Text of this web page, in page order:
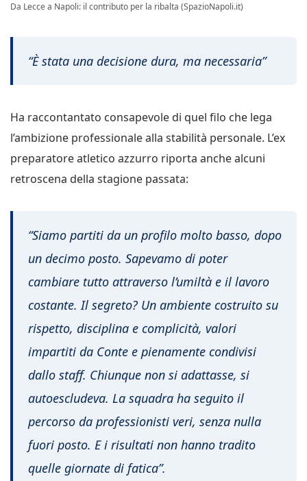
Da Lecce a Napoli: il contributo per la ribalta (SpazioNapoli.it)
“È stata una decisione dura, ma necessaria”
Ha raccontantato consapevole di quel filo che lega
l’ambizione professionale alla stabilità personale. L’ex
preparatore atletico azzurro riporta anche alcuni
retroscena della stagione passata:
“Siamo partiti da un profilo molto basso, dopo
un decimo posto. Sapevamo di poter
cambiare tutto attraverso l’umiltà e il lavoro
costante. Il segreto? Un ambiente costruito su
rispetto, disciplina e complicità, valori
impartiti da Conte e pienamente condivisi
dallo staff. Chiunque non si adattasse, si
autoescludeva. La squadra ha seguito il
percorso da professionisti veri, senza nulla
fuori posto. E i risultati non hanno tradito
quelle giornate di fatica”.